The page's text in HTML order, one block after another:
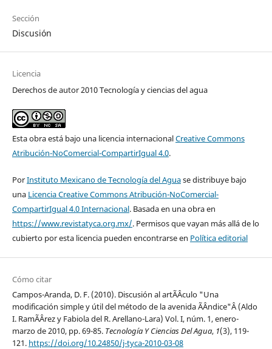
Sección
Discusión
Licencia
Derechos de autor 2010 Tecnología y ciencias del agua
Esta obra está bajo una licencia internacionalCreative Commons
Atribución-NoComercial-CompartirIgual 4.0.
PorInstituto Mexicano de Tecnología del Aguase distribuye bajo
una Licencia Creative Commons Atribución-NoComercial-
CompartirIgual 4.0 Internacional. Basada en una obra en
https://www.revistatyca.org.mx/. Permisos que vayan más allá de lo
cubierto por esta licencia pueden encontrarse en Política editorial
Cómo citar
Campos-Aranda, D. F. (2010). Discusión al artÃ­Â­culo "Una
modificación simple y útil del método de la avenida Ã­Â­ndice"Â (Aldo
I. RamÃ­Â­rez y Fabiola del R. Arellano-Lara) Vol. I, núm. 1, enero-
marzo de 2010, pp. 69-85. Tecnología Y Ciencias Del Agua, 1(3), 119-
121. https://doi.org/10.24850/j-tyca-2010-03-08